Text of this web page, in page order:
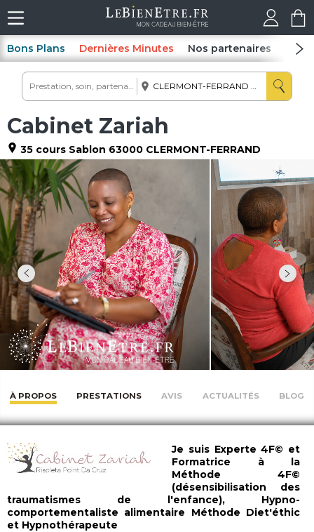
Bons Plans Dernières Minutes Nos partenaires Spas
Cabinet Zariah
35 cours Sablon 63000 CLERMONT-FERRAND
À PROPOS PRESTATIONS AVIS ACTUALITÉS BLOG
Je suis Experte 4F© et
Formatrice à la
Méthode 4F©
(désensibilisation des
traumatismes de l'enfance), Hypno-
comportementaliste alimentaire Méthode Diet'éthic
et Hypnothérapeute